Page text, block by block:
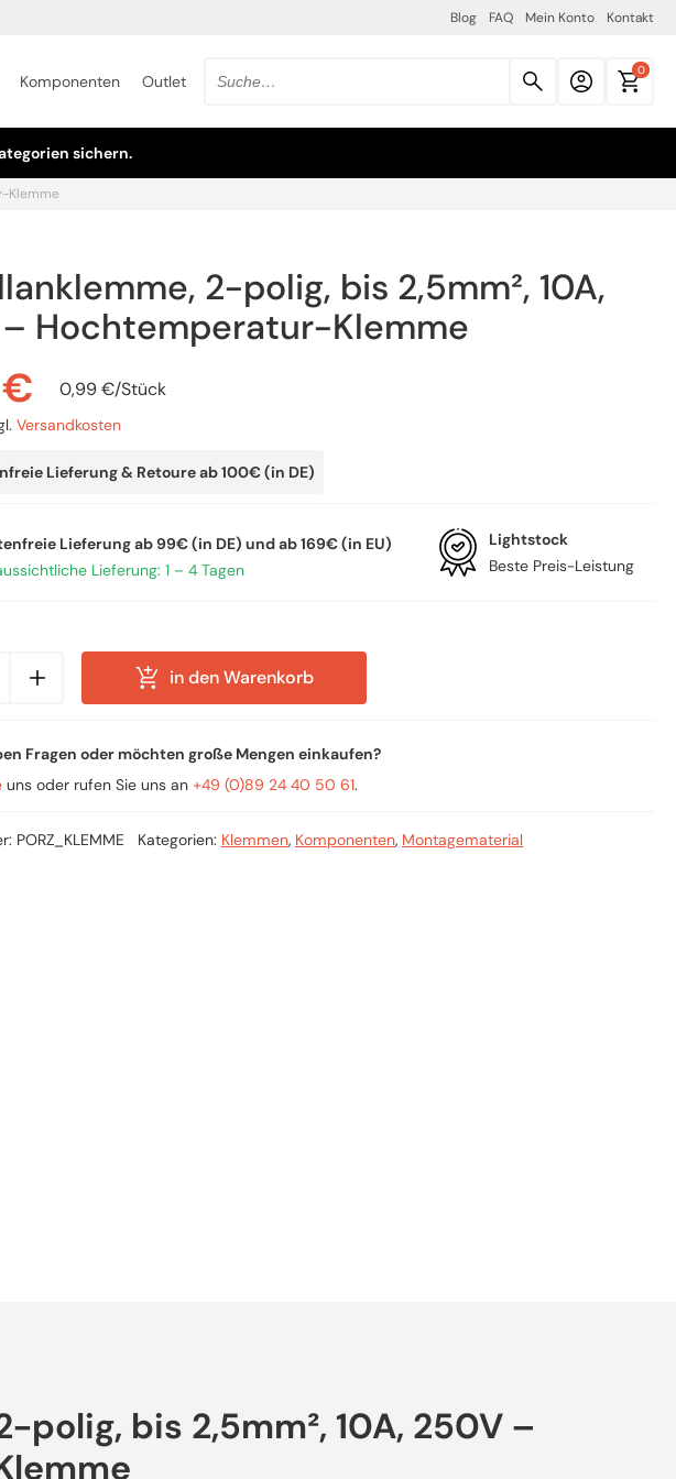
Blog FAQ Mein Konto Kontakt
Komponenten Outlet
Suche
produkten:
0
sichern.
Klemme
2-polig, bis 2,5mm², 10A,
Hochtemperatur-Klemme
€ 0,99€/Stück
Versandkosten
Lieferung & Retoure ab 100€ (in DE)
Lieferung ab 99€ (in DE) und ab 169€ (in EU)
Lieferung: 1 – 4 Tagen
Lightstock
Beste Preis-Leistung
in den Warenkorb
Fragen oder möchten große Mengen einkaufen?
uns oder rufen Sie uns an +49 (0)89 24 40 50 61.
PORZ_KLEMME Kategorien: Klemmen, Komponenten, Montagematerial
polig, bis 2,5mm², 10A, 250V –